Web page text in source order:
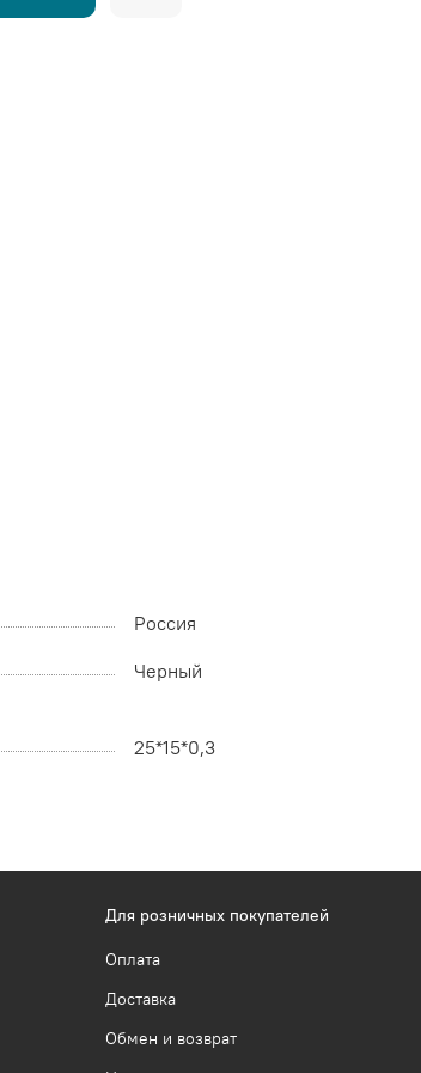
Россия
Черный
25*15*0,3
Для розничных покупателей
Оплата
Доставка
Обмен и возврат